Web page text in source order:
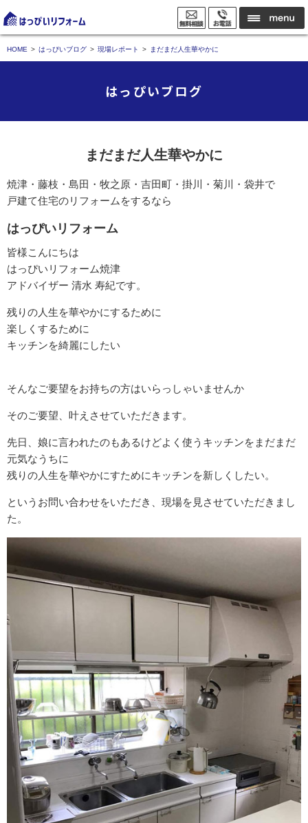
HOME はっぴいブログ 現場レポート まだまだ人生華やかに
はっぴいブログ
まだまだ人生華やかに
焼津・藤枝・島田・牧之原・吉田町・掛川・菊川・袋井で
戸建て住宅のリフォームをするなら
はっぴいリフォーム
皆様こんにちは
はっぴいリフォーム焼津
アドバイザー 清水 寿紀です。
残りの人生を華やかにするために
楽しくするために
キッチンを綺麗にしたい
そんなご要望をお持ちの方はいらっしゃいませんか
そのご要望、叶えさせていただきます。
先日、娘に言われたのもあるけどよく使うキッチンをまだまだ
元気なうちに
残りの人生を華やかにすためにキッチンを新しくしたい。
というお問い合わせをいただき、現場を見させていただきまし
た。